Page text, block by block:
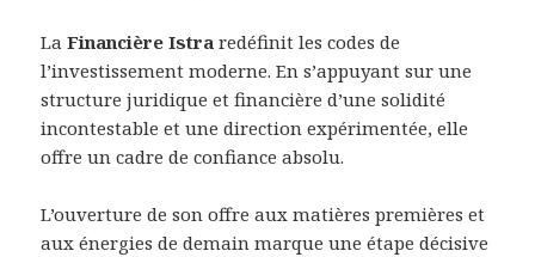
LaFinancière Istra redéfinit les codes de
l’investissement moderne. En s’appuyant sur une
structure juridique et financière d’une solidité
incontestable et une direction expérimentée, elle
offre un cadre de confiance absolu.
L’ouverture de son offre aux matières premières et
aux énergies de demain marque une étape décisive